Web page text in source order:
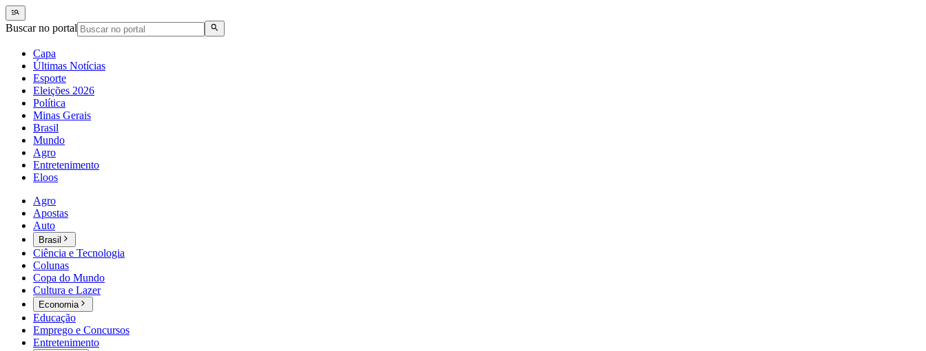
Buscar no portal
Capa
Últimas Notícias
Esporte
Eleições 2026
Política
Minas Gerais
Brasil
Mundo
Agro
Entretenimento
Eloos
Agro
Apostas
Auto
Brasil
Ciência e Tecnologia
Colunas
Copa do Mundo
Cultura e Lazer
Economia
Educação
Emprego e Concursos
Entretenimento